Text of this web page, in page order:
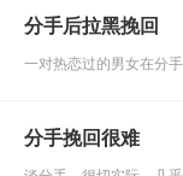
佳时机，当对方分手
分手后拉黑挽回
一对热恋过的男女在分
的联系方式。毕竟曾
分手挽回很难